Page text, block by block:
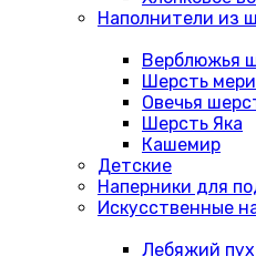
Наполнители из
Верблюжья
Шерсть
Овечья
Шерсть Яка
Кашемир
Детские
Наперники для
Искусственные
Лебяжий пух